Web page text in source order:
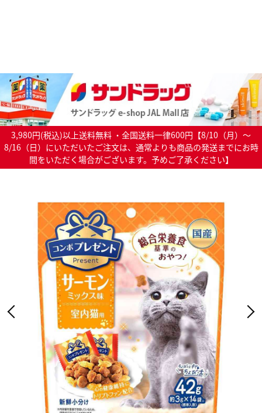
3,980円(税込)以上送料無料 ・全国送料一律600円【8/10（月）～
8/16（日）にいただいたご注文は、通常よりも商品の発送までにお時
間をいただく場合がございます。予めご了承ください】